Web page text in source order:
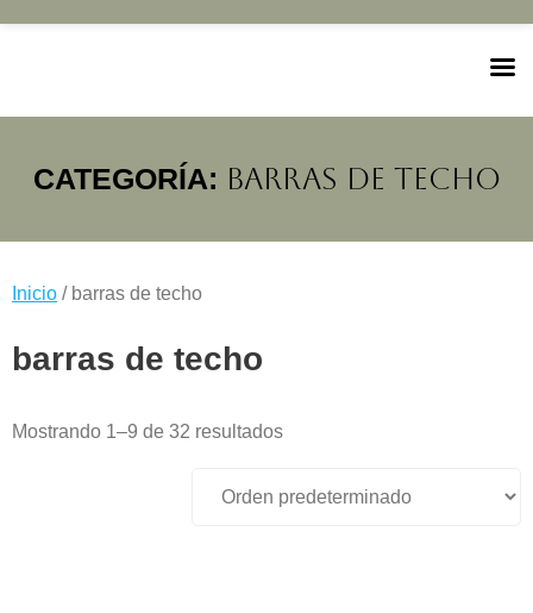
CATEGORÍA: BARRAS DE TECHO
Inicio / barras de techo
barras de techo
Mostrando 1–9 de 32 resultados